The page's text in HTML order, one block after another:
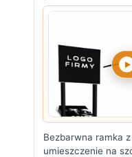
Bezbarwna ramka
umieszczenie na